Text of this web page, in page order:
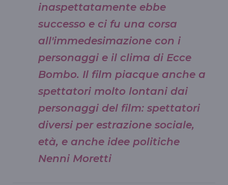
inaspettatamente ebbe
successo e ci fu una corsa
all'immedesimazione con i
personaggi e il clima di Ecce
Bombo. Il film piacque anche a
spettatori molto lontani dai
personaggi del film: spettatori
diversi per estrazione sociale,
età, e anche idee politiche
Nenni Moretti